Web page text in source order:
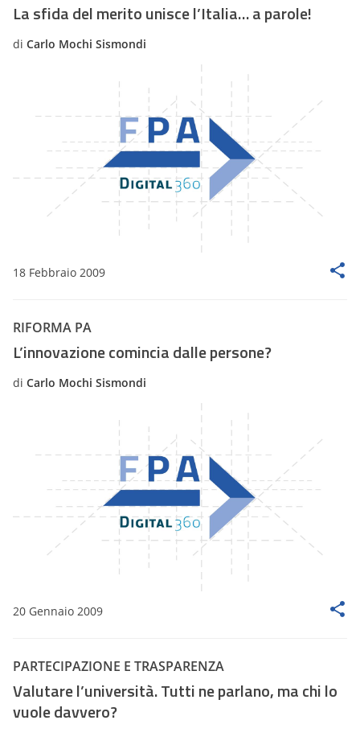
La sfida del merito unisce l’Italia… a parole!
di Carlo Mochi Sismondi
18 Febbraio 2009
RIFORMA PA
L’innovazione comincia dalle persone?
di Carlo Mochi Sismondi
20 Gennaio 2009
PARTECIPAZIONE E TRASPARENZA
Valutare l’università. Tutti ne parlano, ma chi lo
vuole davvero?